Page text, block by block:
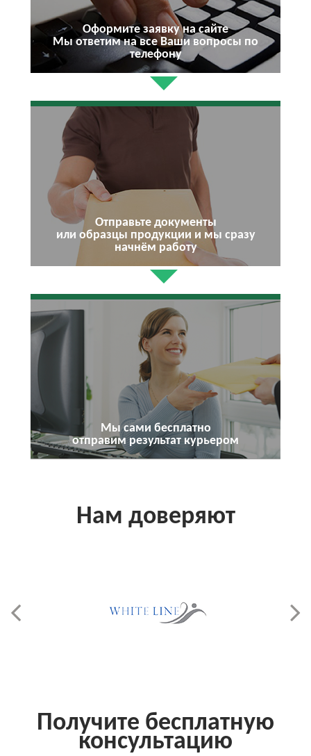
Оформите заявку на сайте
Мы ответим на все Ваши вопросы по
телефону
Отправьте документы
или образцы продукции и мы сразу
начнём работу
Мы сами бесплатно
отправим результат курьером
Нам доверяют
Получите бесплатную
консультацию